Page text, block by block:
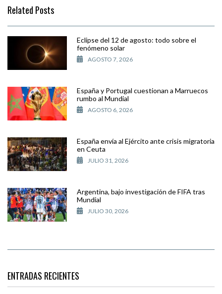
Related Posts
Eclipse del 12 de agosto: todo sobre el
fenómeno solar
AGOSTO 7, 2026
España y Portugal cuestionan a Marruecos
rumbo al Mundial
AGOSTO 6, 2026
España envía al Ejército ante crisis migratoria
en Ceuta
JULIO 31, 2026
Argentina, bajo investigación de FIFA tras
Mundial
JULIO 30, 2026
ENTRADAS RECIENTES